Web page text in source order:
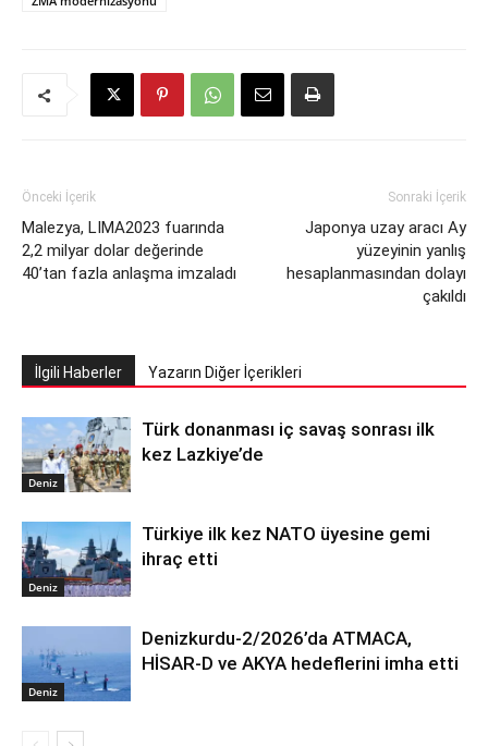
Önceki İçerik
Malezya, LIMA2023 fuarında
2,2 milyar dolar değerinde
40’tan fazla anlaşma imzaladı
Sonraki İçerik
Japonya uzay aracı Ay
yüzeyinin yanlış
hesaplanmasından dolayı
çakıldı
İlgili Haberler Yazarın Diğer İçerikleri
Deniz
Türk donanması iç savaş sonrası ilk
kez Lazkiye’de
Deniz
Türkiye ilk kez NATO üyesine gemi
ihraç etti
Deniz
Denizkurdu-2/2026’da ATMACA,
HİSAR-D ve AKYA hedeflerini imha etti